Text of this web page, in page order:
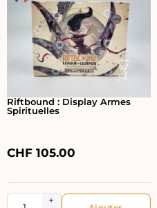
Riftbound : Display Armes
Spirituelles
CHF 105.00
+